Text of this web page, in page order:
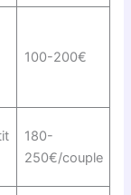
100-200€
180-
250€/couple